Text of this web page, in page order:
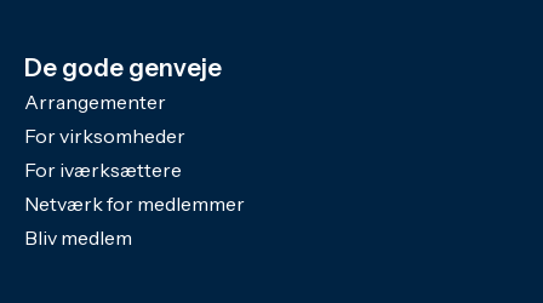
De gode genveje
Arrangementer
For virksomheder
For iværksættere
Netværk for medlemmer
Bliv medlem